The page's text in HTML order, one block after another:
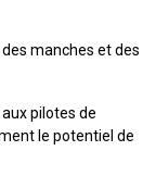
manches et des
pilotes de
le potentiel de